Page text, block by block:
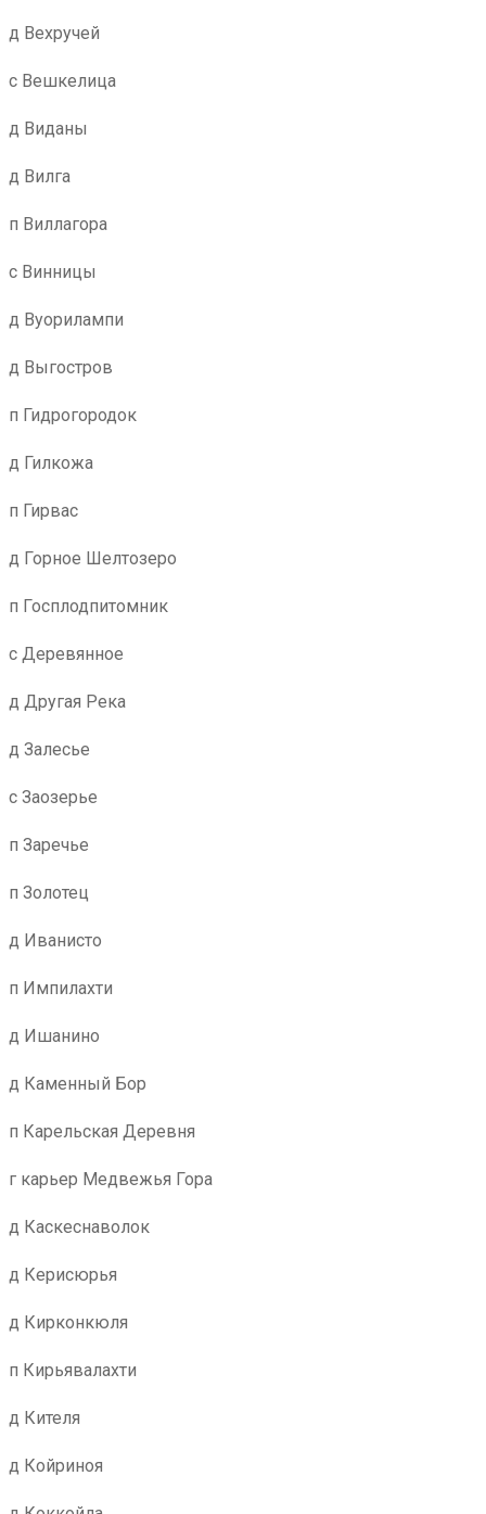
д Вехручей
с Вешкелица
д Виданы
д Вилга
п Виллагора
с Винницы
д Вуорилампи
д Выгостров
п Гидрогородок
д Гилкожа
п Гирвас
д Горное Шелтозеро
п Госплодпитомник
с Деревянное
д Другая Река
д Залесье
с Заозерье
п Заречье
п Золотец
д Иванисто
п Импилахти
д Ишанино
д Каменный Бор
п Карельская Деревня
г карьер Медвежья Гора
д Каскеснаволок
д Керисюрья
д Кирконкюля
п Кирьявалахти
д Кителя
д Койриноя